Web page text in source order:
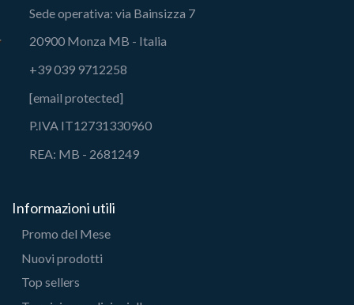
Sede operativa: via Bainsizza 7
20900 Monza MB - Italia
+39 039 9712258
[email protected]
P.IVA IT12731330960
REA: MB - 2681249
Informazioni utili
Promo del Mese
Nuovi prodotti
Top sellers